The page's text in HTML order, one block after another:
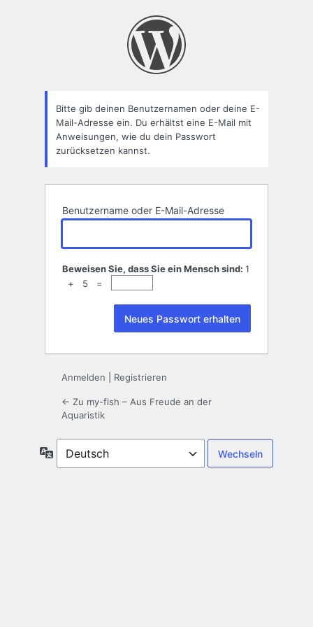
Bitte gib deinen Benutzernamen oder deine E-
Mail-Adresse ein. Du erhältst eine E-Mail mit
Anweisungen, wie du dein Passwort
zurücksetzen kannst.
Benutzername oder E-Mail-Adresse
Beweisen Sie, dass Sie ein Mensch sind: 1
+ 5 =
Anmelden Registrieren
← Zu my-fish – Aus Freude an der
Aquaristik
Sprache